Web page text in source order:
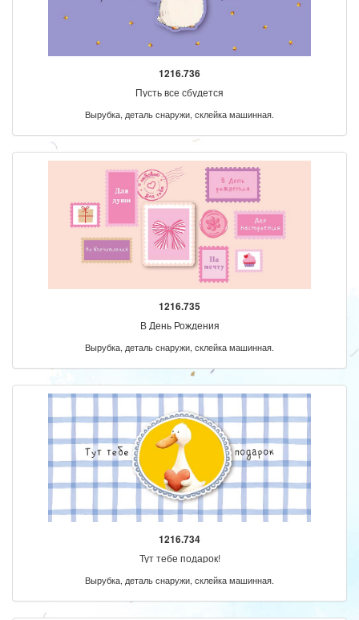
1216.736
Пусть все сбудется
Вырубка, деталь снаружи, склейка машинная.
1216.735
В День Рождения
Вырубка, деталь снаружи, склейка машинная.
1216.734
Тут тебе подарок!
Вырубка, деталь снаружи, склейка машинная.